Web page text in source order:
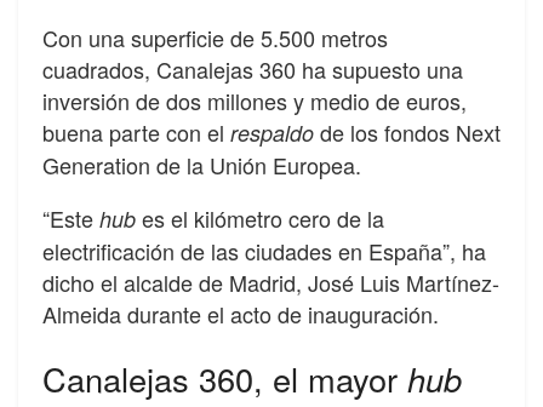
Con una superficie de 5.500 metros
cuadrados, Canalejas 360 ha supuesto una
inversión de dos millones y medio de euros,
buena parte con el respaldo de los fondos Next
Generation de la Unión Europea.
“Este hub es el kilómetro cero de la
electrificación de las ciudades en España”, ha
dicho el alcalde de Madrid, José Luis Martínez-
Almeida durante el acto de inauguración.
Canalejas 360, el mayor hub